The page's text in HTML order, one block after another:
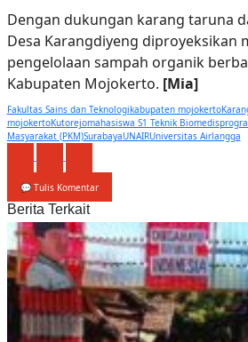
Dengan dukungan karang taruna
Desa Karangdiyeng diproyeksikan
pengelolaan sampah organik
Kabupaten Mojokerto. [Mia]
Fakultas Sains dan Teknologikabupaten mojokerto
mojokertoKutorejomahasiswa S1 Teknik Biomedis
Masyarakat (PKM)SurabayaUNAIRUniversitas Airlangga
💬 Tulis Komentar
Berita Terkait